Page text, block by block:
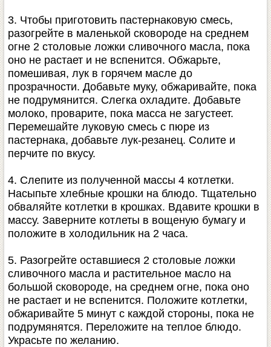
3. Чтобы приготовить пастернаковую смесь,
разогрейте в маленькой сковороде на среднем
огне 2 столовые ложки сливочного масла, пока
оно не растает и не вспенится. Обжарьте,
помешивая, лук в горячем масле до
прозрачности. Добавьте муку, обжаривайте, пока
не подрумянится. Слегка охладите. Добавьте
молоко, проварите, пока масса не загустеет.
Перемешайте луковую смесь с пюре из
пастернака, добавьте лук-резанец. Солите и
перчите по вкусу.
4. Слепите из полученной массы 4 котлетки.
Насыпьте хлебные крошки на блюдо. Тщательно
обваляйте котлетки в крошках. Вдавите крошки в
массу. Заверните котлеты в вощеную бумагу и
положите в холодильник на 2 часа.
5. Разогрейте оставшиеся 2 столовые ложки
сливочного масла и растительное масло на
большой сковороде, на среднем огне, пока оно
не растает и не вспенится. Положите котлетки,
обжаривайте 5 минут с каждой стороны, пока не
подрумянятся. Переложите на теплое блюдо.
Украсьте по желанию.